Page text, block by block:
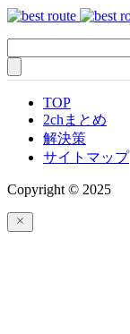
TOP
2chまとめ
解決策
サイトマップ
Copyright © 2025